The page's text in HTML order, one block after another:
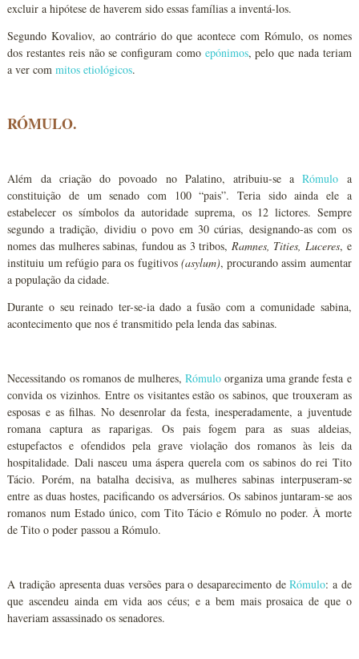
excluir a hipótese de haverem sido essas famílias a inventá-los.
Segundo Kovaliov, ao contrário do que acontece com Rómulo, os nomes
dos restantes reis não se configuram como epónimos, pelo que nada teriam
a ver commitos etiológicos.
RÓMULO.
Além da criação do povoado no Palatino, atribuiu-se aRómulo a
constituição de um senado com 100 “pais”. Teria sido ainda ele a
estabelecer os símbolos da autoridade suprema, os 12 lictores. Sempre
segundo a tradição, dividiu o povo em 30 cúrias, designando-as com os
nomes das mulheres sabinas, fundou as 3 tribos, Ramnes, Tities, Luceres, e
instituiu um refúgio para os fugitivos (asylum), procurando assim aumentar
a população da cidade.
Durante o seu reinado ter-se-ia dado a fusão com a comunidade sabina,
acontecimento que nos é transmitido pela lenda das sabinas.
Necessitando os romanos de mulheres, Rómulo organiza uma grande festa e
convida os vizinhos. Entre os visitantes estão os sabinos, que trouxeram as
esposas e as filhas. No desenrolar da festa, inesperadamente, a juventude
romana captura as raparigas. Os pais fogem para as suas aldeias,
estupefactos e ofendidos pela grave violação dos romanos às leis da
hospitalidade. Dali nasceu uma áspera querela com os sabinos do rei Tito
Tácio. Porém, na batalha decisiva, as mulheres sabinas interpuseram-se
entre as duas hostes, pacificando os adversários. Os sabinos juntaram-se aos
romanos num Estado único, com Tito Tácio e Rómulo no poder. À morte
de Tito o poder passou a Rómulo.
A tradição apresenta duas versões para o desaparecimento deRómulo: a de
que ascendeu ainda em vida aos céus; e a bem mais prosaica de que o
haveriam assassinado os senadores.